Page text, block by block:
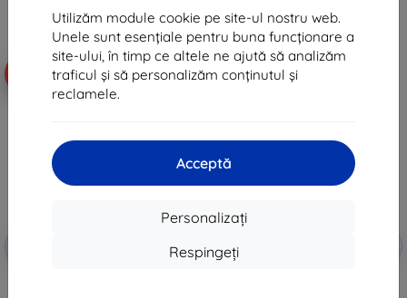
Utilizăm module cookie pe site-ul nostru web.
Unele sunt esențiale pentru buna funcționare a
site-ului, în timp ce altele ne ajută să analizăm
traficul și să personalizăm conținutul și
reclamele.
Acceptă
Personalizați
Respingeți
SMART5
-10%
-10%